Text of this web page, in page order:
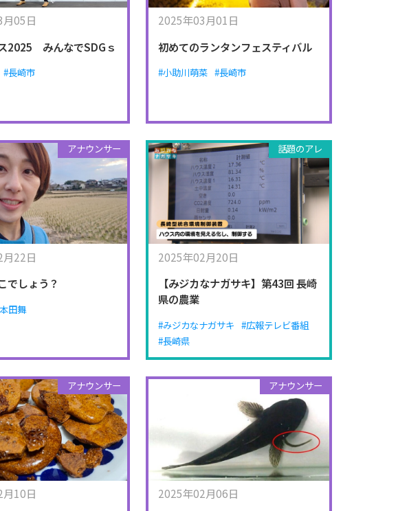
05日
2025 みんなでSDGｓ
#長崎市
2025年03月01日
初めてのランタンフェスティバル
#小助川萌菜 #長崎市
22日
でしょう？
田舞
アナウンサー
2025年02月20日
【みジカなナガサキ】第43回 長崎
県の農業
#みジカなナガサキ #広報テレビ番組
#長崎県
話題のアレ
10日
アナウンサー
2025年02月06日
アナウンサー